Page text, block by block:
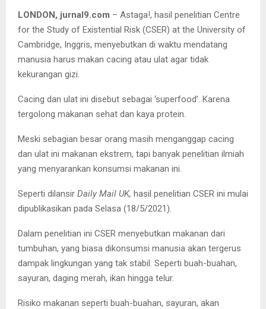
LONDON, jurnal9.com – Astaga!, hasil penelitian Centre
for the Study of Existential Risk (CSER) at the University of
Cambridge, Inggris, menyebutkan di waktu mendatang
manusia harus makan cacing atau ulat agar tidak
kekurangan gizi.
Cacing dan ulat ini disebut sebagai ‘superfood’. Karena
tergolong makanan sehat dan kaya protein.
Meski sebagian besar orang masih menganggap cacing
dan ulat ini makanan ekstrem, tapi banyak penelitian ilmiah
yang menyarankan konsumsi makanan ini.
Seperti dilansir Daily Mail UK, hasil penelitian CSER ini mulai
dipublikasikan pada Selasa (18/5/2021).
Dalam penelitian ini CSER menyebutkan makanan dari
tumbuhan, yang biasa dikonsumsi manusia akan tergerus
dampak lingkungan yang tak stabil. Seperti buah-buahan,
sayuran, daging merah, ikan hingga telur.
Risiko makanan seperti buah-buahan, sayuran, akan